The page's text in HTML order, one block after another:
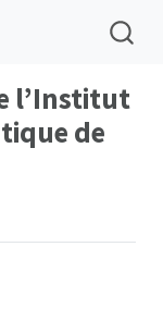
l’Institut
de